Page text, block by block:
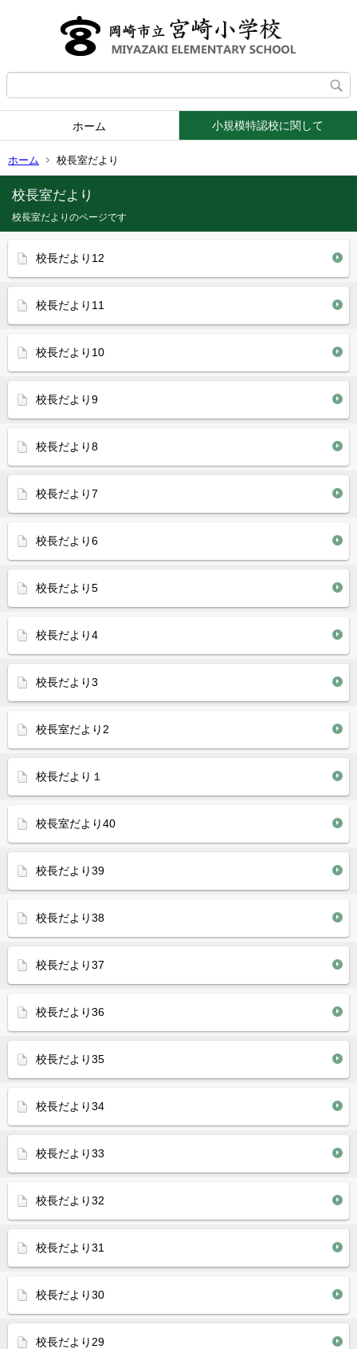
ホーム 小規模特認校に関して
ホーム 校長室だより
校長室だより
校長室だよりのページです
校長だより12
校長だより11
校長だより10
校長だより9
校長だより8
校長だより7
校長だより6
校長だより5
校長だより4
校長だより3
校長室だより2
校長だより１
校長室だより40
校長だより39
校長だより38
校長だより37
校長だより36
校長だより35
校長だより34
校長だより33
校長だより32
校長だより31
校長だより30
校長だより29